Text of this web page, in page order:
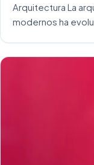
Arquitectura La
modernos ha